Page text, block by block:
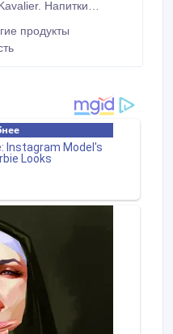
Напитки
эти вина в
продукты